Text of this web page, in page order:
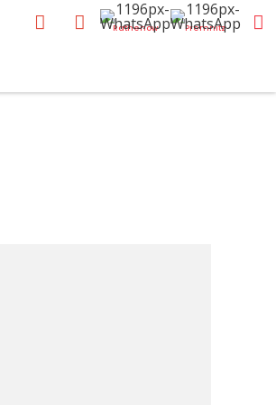
Rathenow Premnitz